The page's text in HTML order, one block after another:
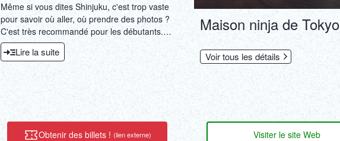
Même si vous dites Shinjuku, c'est trop vaste
pour savoir où aller, où prendre des photos ?
C'est très recommandé pour les débutants.
Des guides qualifiés à l'échelle nationale vous
accompagneront. Vous pourrez également en
apprendre davantage sur la culture et
l'histoire de Shinjuku.
Lire la suite
Obtenir des billets ! (lien externe)
Maison ninja de Tokyo
Voir tous les détails
Visiter le site Web